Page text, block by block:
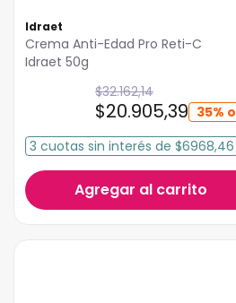
Idraet
Crema Anti-Edad Pro Reti-C
Idraet 50g
35%
$32.162,14
$20.905,39
3 cuotas sin interés de $6968,46
Agregar al carrito